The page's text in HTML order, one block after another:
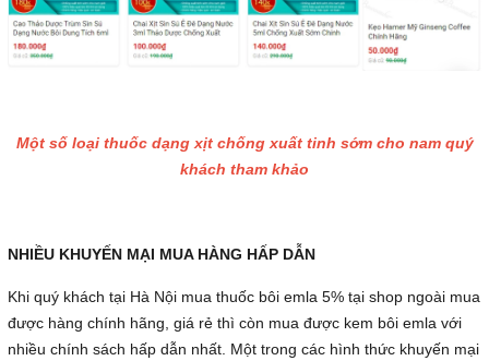
Một số loại thuốc dạng xịt chống xuất tinh sớm cho nam quý
khách tham khảo
NHIỀU KHUYẾN MẠI MUA HÀNG HẤP DẪN
Khi quý khách tại Hà Nội mua thuốc bôi emla 5% tại shop ngoài mua
được hàng chính hãng, giá rẻ thì còn mua được kem bôi emla với
nhiều chính sách hấp dẫn nhất. Một trong các hình thức khuyến mại